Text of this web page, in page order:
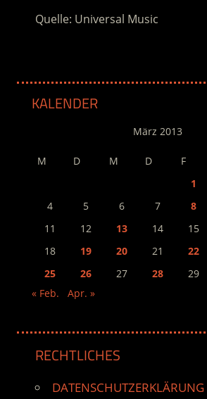
Quelle: Universal Music
KALENDER
März 2013
M D M D F
1
4
5 6 7 8
11
12 13 14 15
18
19 20 21 22
25
26 27 28 29
« Feb.
Apr. »
RECHTLICHES
DATENSCHUTZERKLÄRUNG